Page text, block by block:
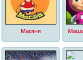
Масяня